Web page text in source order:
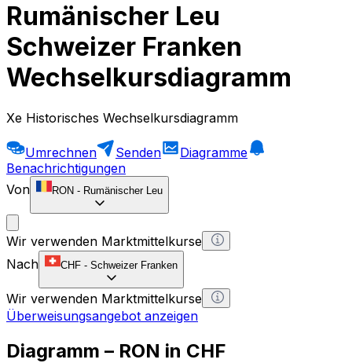
Rumänischer Leu
Schweizer Franken
Wechselkursdiagramm
Xe Historisches Wechselkursdiagramm
Umrechnen Senden
Diagramme
Benachrichtigungen
Von
RON - Rumänischer Leu
Wir verwenden Marktmittelkurse
Nach
CHF - Schweizer Franken
Wir verwenden Marktmittelkurse
Überweisungsangebot anzeigen
Diagramm – RON in CHF